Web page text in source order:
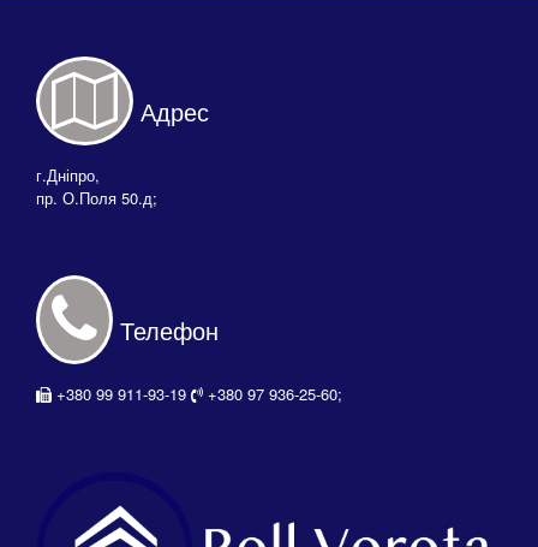
Адрес
г.Дніпро,
пр. О.Поля 50.д;
Телефон
+380 99 911-93-19 +380 97 936-25-60;